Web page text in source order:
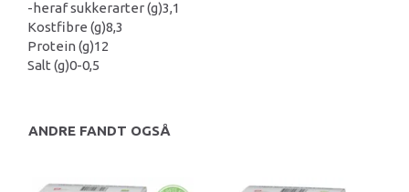
-heraf sukkerarter (g)3,1
Kostfibre (g)8,3
Protein (g)12
Salt (g)0-0,5
ANDRE FANDT OGSÅ